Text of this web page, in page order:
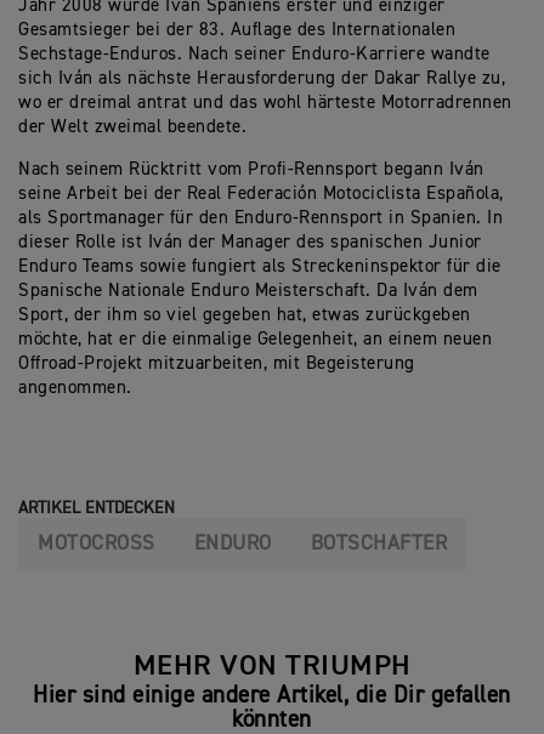
Jahr 2008 wurde Iván Spaniens erster und einziger
Gesamtsieger bei der 83. Auflage des Internationalen
Sechstage-Enduros. Nach seiner Enduro-Karriere wandte
sich Iván als nächste Herausforderung der Dakar Rallye zu,
wo er dreimal antrat und das wohl härteste Motorradrennen
der Welt zweimal beendete.
Nach seinem Rücktritt vom Profi-Rennsport begann Iván
seine Arbeit bei der Real Federación Motociclista Española,
als Sportmanager für den Enduro-Rennsport in Spanien. In
dieser Rolle ist Iván der Manager des spanischen Junior
Enduro Teams sowie fungiert als Streckeninspektor für die
Spanische Nationale Enduro Meisterschaft. Da Iván dem
Sport, der ihm so viel gegeben hat, etwas zurückgeben
möchte, hat er die einmalige Gelegenheit, an einem neuen
Offroad-Projekt mitzuarbeiten, mit Begeisterung
angenommen.
ARTIKEL ENTDECKEN
MOTOCROSS ENDURO BOTSCHAFTER
MEHR VON TRIUMPH
Hier sind einige andere Artikel, die Dir gefallen
könnten